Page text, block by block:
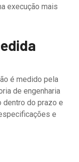
execução mais
é medido pela
de engenharia
dentro do prazo e
e